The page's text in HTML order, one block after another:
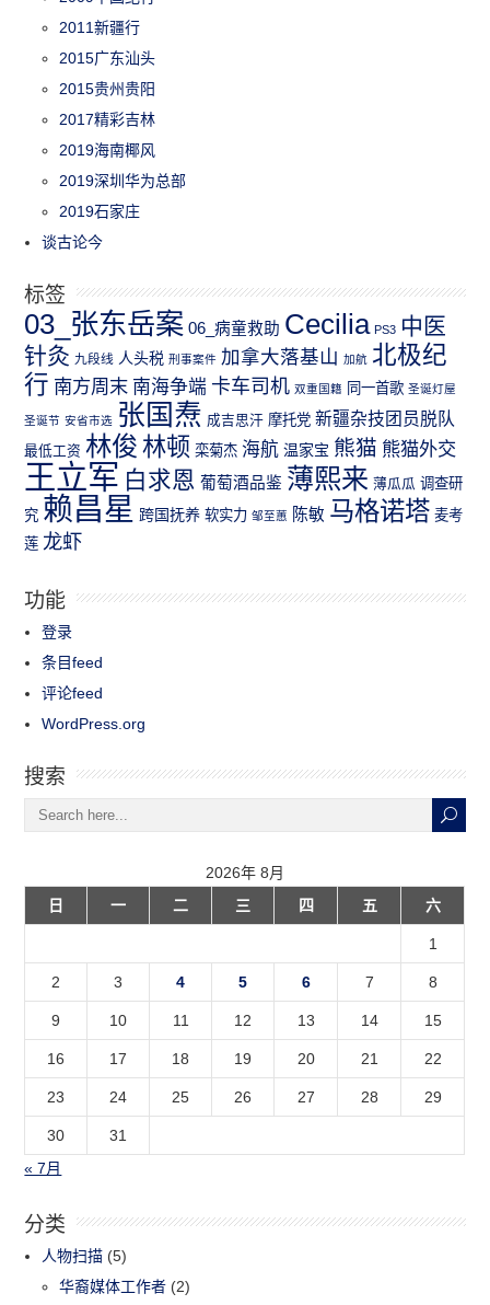
2011新疆行
2015广东汕头
2015贵州贵阳
2017精彩吉林
2019海南椰风
2019深圳华为总部
2019石家庄
谈古论今
标签
03_张东岳案 06_病童救助 Cecilia PS3 中医
针灸 九段线 人头税 刑事案件 加拿大落基山 加航 北极纪
行 南方周末 南海争端 卡车司机 双重国籍 同一首歌 圣诞灯屋
圣诞节 安省市选 张国焘 成吉思汗 摩托党 新疆杂技团员脱队
最低工资 林俊 林顿 栾菊杰 海航 温家宝 熊猫 熊猫外交
王立军 白求恩 葡萄酒品鉴 薄熙来 薄瓜瓜 调查研
究 赖昌星 跨国抚养 软实力 邹至蕙 陈敏 马格诺塔 麦考
莲 龙虾
功能
登录
条目feed
评论feed
WordPress.org
搜索
2026年 8月
日
一 二 三 四 五 六
1
2 3 4 5 6 7 8
9 10 11 12 13 14 15
16 17 18 19 20 21 22
23 24 25 26 27 28 29
30
31
« 7月
分类
人物扫描 (5)
华裔媒体工作者 (2)